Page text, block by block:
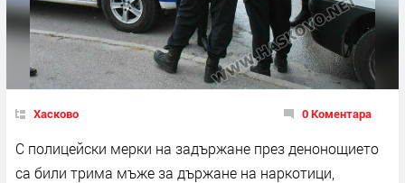
Хасково 0 Коментара
С полицейски мерки на задържане през денонощието
са били трима мъже за държане на наркотици,